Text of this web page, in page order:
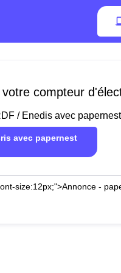
compteur
/ Enedis avec papernest
avec papernest
size:12px;">Annonce -